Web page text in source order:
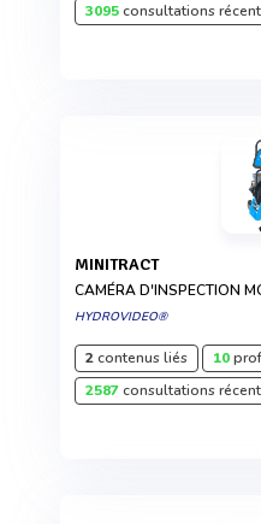
3095consultations
MINITRACT
CAMÉRA D'INSPECTION
HYDROVIDEO®
2contenus liés 10
2587consultations